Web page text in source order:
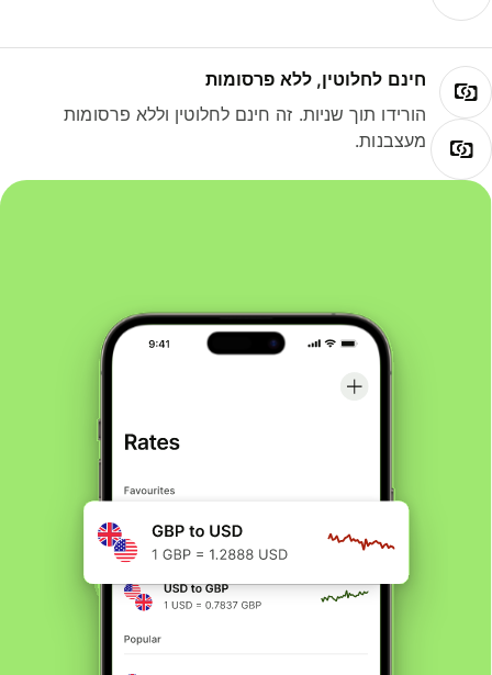
חינם לחלוטין, ללא פרסומות
הורידו תוך שניות. זה חינם לחלוטין וללא פרסומות
מעצבנות.